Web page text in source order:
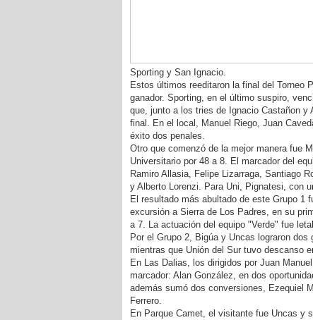
Sporting y San Ignacio.
Estos últimos reeditaron la final del Torneo
ganador. Sporting, en el último suspiro,
que, junto a los tries de Ignacio Castañon
final. En el local, Manuel Riego, Juan
éxito dos penales.
Otro que comenzó de la mejor manera fue
Universitario por 48 a 8. El marcador del
Ramiro Allasia, Felipe Lizarraga, Santiago
y Alberto Lorenzi. Para Uni, Pignatesi, con
El resultado más abultado de este Grupo 1
excursión a Sierra de Los Padres, en su
a 7. La actuación del equipo "Verde" fue
Por el Grupo 2, Bigúa y Uncas lograron
mientras que Unión del Sur tuvo descanso
En Las Dalias, los dirigidos por Juan
marcador: Alan González, en dos
además sumó dos conversiones, Ezequiel
Ferrero.
En Parque Camet, el visitante fue Uncas y